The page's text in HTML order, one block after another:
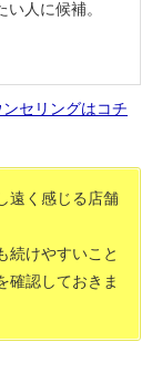
い人に候補。
セリングはコチ
遠く感じる店舗
続けやすいこと
確認しておきま